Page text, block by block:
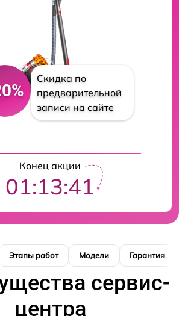
Скидка по
предварительной
записи на сайте
Конец акции
01:13:40
Этапы работ Модели Гарантия
сервис-
центра